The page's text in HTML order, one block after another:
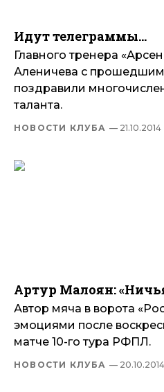
Идут телеграммы…
Главного тренера
Аленичева с
поздравили
таланта.
НОВОСТИ КЛУБА — 21.10.2014
Артур Малоян:
Автор мяча в ворота
эмоциями после
матче 10-го тура РФПЛ.
НОВОСТИ КЛУБА — 20.10.2014